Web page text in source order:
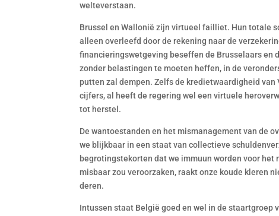
welteverstaan.
Brussel en Wallonië zijn virtueel failliet. Hun totale
alleen overleefd door de rekening naar de
financieringswetgeving beseffen de Brusselaars en
zonder belastingen te moeten heffen, in de
putten zal dempen. Zelfs de kredietwaardigheid
cijfers, al heeft de regering wel een virtuele
tot herstel.
De wantoestanden en het mismanagement van de
we blijkbaar in een staat van collectieve
begrotingstekorten dat we immuun worden voor
misbaar zou veroorzaken, raakt onze koude kleren
deren.
Intussen staat België goed en wel in de staartgroep